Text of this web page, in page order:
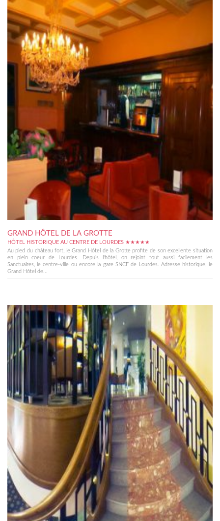
GRAND HÔTEL DE LA GROTTE
HÔTEL HISTORIQUE AU CENTRE DE LOURDES ★★★★★
Au pied du château fort, le Grand Hôtel de la Grotte profite de son excellente situation
en plein coeur de Lourdes. Depuis l'hôtel, on rejoint tout aussi facilement les
Sanctuaires, le centre-ville ou encore la gare SNCF de Lourdes. Adresse historique, le
Grand Hôtel de...